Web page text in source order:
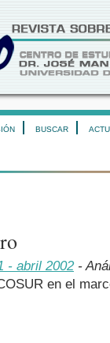
BUSCAR
- abril 2002-
en el